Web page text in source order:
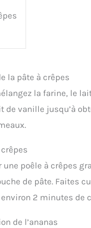
la pâte à crêpes
la farine, le
de vanille jusqu’à
une poêle à crêpes
de pâte. Faites
2 minutes de
de l’ananas